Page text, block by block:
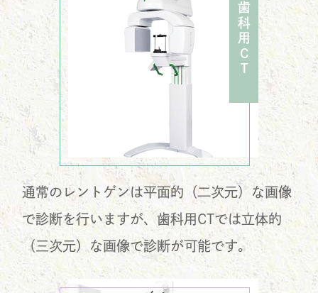
歯科用
C
T
通常のレントゲンは平面的（二次元）な画像
で診断を行いますが、歯科用CTでは立体的
（三次元）な画像で診断が可能です。